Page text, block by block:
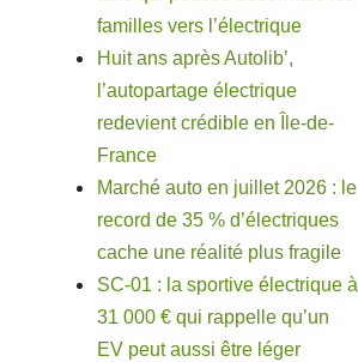
familles vers l’électrique
Huit ans après Autolib’,
l’autopartage électrique
redevient crédible en Île-de-
France
Marché auto en juillet 2026 : le
record de 35 % d’électriques
cache une réalité plus fragile
SC-01 : la sportive électrique à
31 000 € qui rappelle qu’un
EV peut aussi être léger